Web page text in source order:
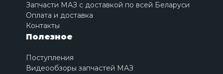
Запчасти МАЗ с доставкой по всей Беларуси
Оплата и доставка
Контакты
Полезное
Поступления
Видеообзоры запчастей МАЗ